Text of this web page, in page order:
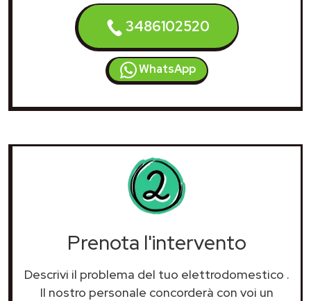
3486102520
WhatsApp
Prenota l'intervento
Descrivi il problema del tuo elettrodomestico .
Il nostro personale concorderà con voi un